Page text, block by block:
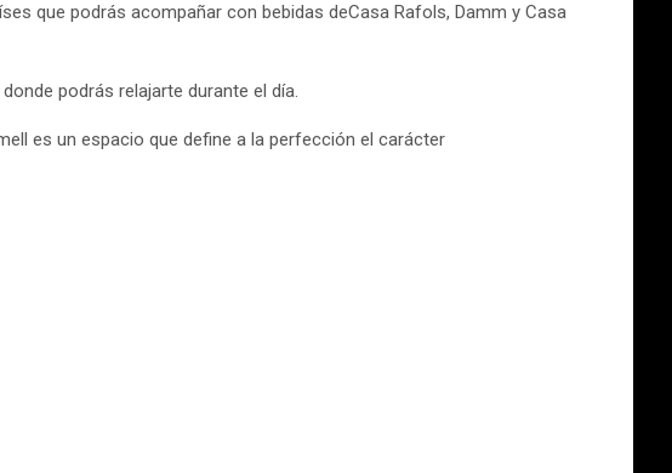
que podrás acompañar con bebidas deCasa Rafols, Damm y Casa
podrás relajarte durante el día.
es un espacio que define a la perfección el carácter